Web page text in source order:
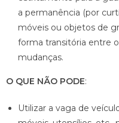
a permanência (por
móveis ou objetos de
forma transitória entre
mudanças.
O QUE NÃO PODE:
Utilizar a vaga de